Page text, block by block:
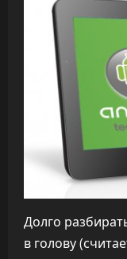
Долго
в голову